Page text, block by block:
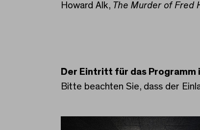
Howard Alk, The Murder of Fred
Der Eintritt für das
Bitte beachten Sie, dass der